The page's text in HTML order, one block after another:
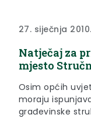
27. siječnja 2010.
Natječaj za
mjesto
Osim općih
moraju
građevinske